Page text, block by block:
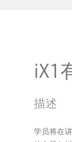
iX1
描述
学员将在